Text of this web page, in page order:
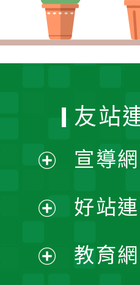
開
選
開
友站
宣導
好站
教育